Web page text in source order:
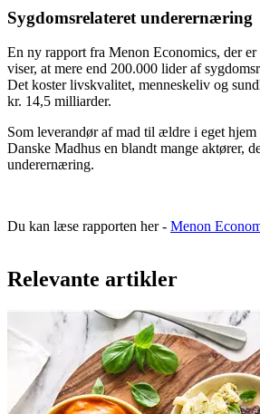
Sygdomsrelateret underernæring
En ny rapport fra Menon Economics, der er
viser, at mere end 200.000 lider af
Det koster livskvalitet, menneskeliv og
kr. 14,5 milliarder.
Som leverandør af mad til ældre i eget
Danske Madhus en blandt mange aktører,
underernæring.
Du kan læse rapporten her - Menon
Relevante artikler